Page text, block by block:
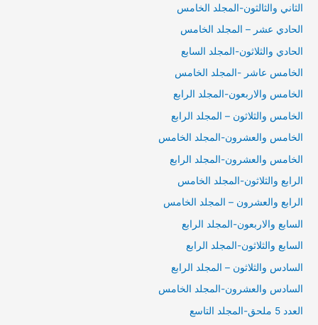
الثاني والثالثون-المجلد الخامس
الحادي عشر – المجلد الخامس
الحادي والثلاثون-المجلد السابع
الخامس عاشر -المجلد الخامس
الخامس والاربعون-المجلد الرابع
الخامس والثلاثون – المجلد الرابع
الخامس والعشرون-المجلد الخامس
الخامس والعشرون-المجلد الرابع
الرابع والثلاثون-المجلد الخامس
الرابع والعشرون – المجلد الخامس
السابع والاربعون-المجلد الرابع
السابع والثلاثون-المجلد الرابع
السادس والثلاثون – المجلد الرابع
السادس والعشرون-المجلد الخامس
العدد 5 ملحق-المجلد التاسع